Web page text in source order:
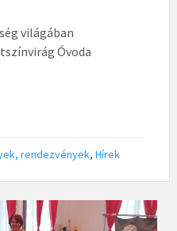
világában
Óvoda
rendezvények, Hírek